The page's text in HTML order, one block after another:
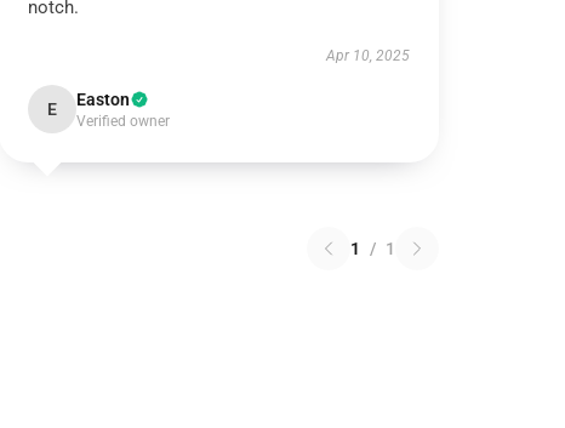
notch.
Apr 10, 2025
E Easton
Verified owner
1 / 1